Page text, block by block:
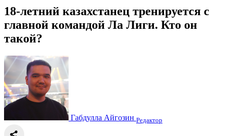
18-летний казахстанец тренируется с
главной командой Ла Лиги. Кто он
такой?
Габдулла Айгозин Редактор